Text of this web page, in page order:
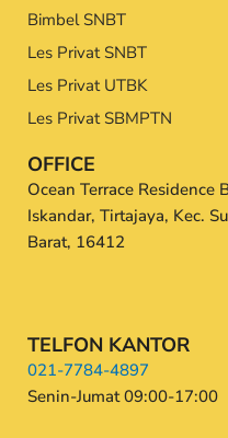
Bimbel SNBT
Les Privat SNBT
Les Privat UTBK
Les Privat SBMPTN
OFFICE
Ocean Terrace Residence
Iskandar, Tirtajaya, Kec.
Barat, 16412
TELFON KANTOR
021-7784-4897
Senin-Jumat 09:00-17:00